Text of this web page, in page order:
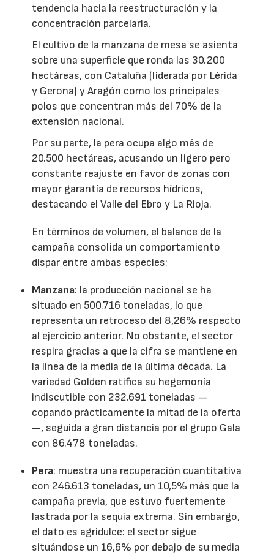
tendencia hacia la reestructuración y la
concentración parcelaria.
El cultivo de la manzana de mesa se asienta
sobre una superficie que ronda las 30.200
hectáreas, con Cataluña (liderada por Lérida
y Gerona) y Aragón como los principales
polos que concentran más del 70% de la
extensión nacional.
Por su parte, la pera ocupa algo más de
20.500 hectáreas, acusando un ligero pero
constante reajuste en favor de zonas con
mayor garantía de recursos hídricos,
destacando el Valle del Ebro y La Rioja.
En términos de volumen, el balance de la
campaña consolida un comportamiento
dispar entre ambas especies:
Manzana: la producción nacional se ha
situado en 500.716 toneladas, lo que
representa un retroceso del 8,26% respecto
al ejercicio anterior. No obstante, el sector
respira gracias a que la cifra se mantiene en
la línea de la media de la última década. La
variedad Golden ratifica su hegemonía
indiscutible con 232.691 toneladas —
copando prácticamente la mitad de la oferta
—, seguida a gran distancia por el grupo Gala
con 86.478 toneladas.
Pera: muestra una recuperación cuantitativa
con 246.613 toneladas, un 10,5% más que la
campaña previa, que estuvo fuertemente
lastrada por la sequía extrema. Sin embargo,
el dato es agridulce: el sector sigue
situándose un 16,6% por debajo de su media